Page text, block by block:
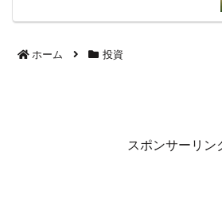
ホーム 投資
スポンサーリン